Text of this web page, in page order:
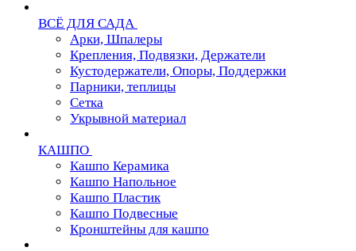
ВСЁ ДЛЯ САДА
Арки, Шпалеры
Крепления, Подвязки, Держатели
Кустодержатели, Опоры, Поддержки
Парники, теплицы
Сетка
Укрывной материал
КАШПО
Кашпо Керамика
Кашпо Напольное
Кашпо Пластик
Кашпо Подвесные
Кронштейны для кашпо